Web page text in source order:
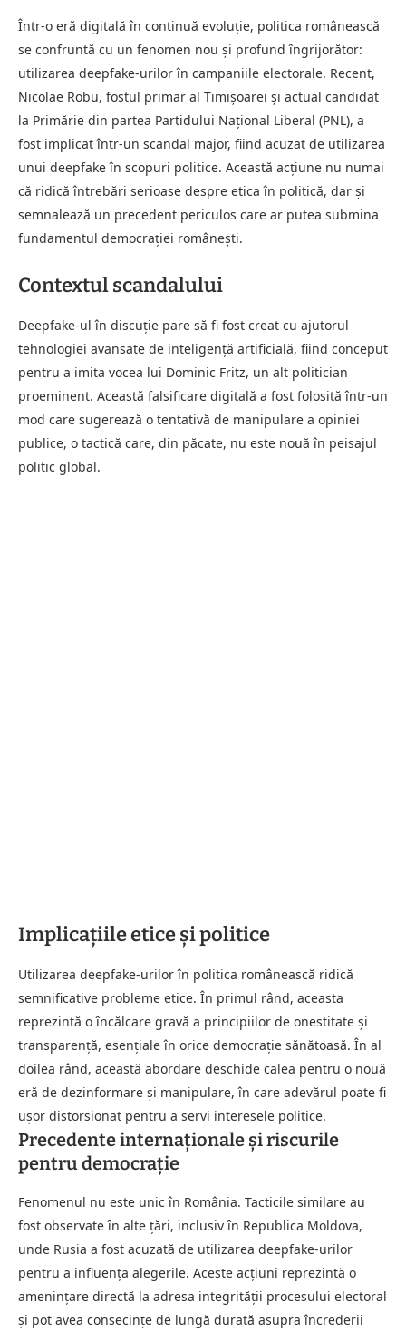
Într-o eră digitală în continuă evoluție, politica românească
se confruntă cu un fenomen nou și profund îngrijorător:
utilizarea deepfake-urilor în campaniile electorale. Recent,
Nicolae Robu, fostul primar al Timișoarei și actual candidat
la Primărie din partea Partidului Național Liberal (PNL), a
fost implicat într-un scandal major, fiind acuzat de utilizarea
unui deepfake în scopuri politice. Această acțiune nu numai
că ridică întrebări serioase despre etica în politică, dar și
semnalează un precedent periculos care ar putea submina
fundamentul democrației românești.
Contextul scandalului
Deepfake-ul în discuție pare să fi fost creat cu ajutorul
tehnologiei avansate de inteligență artificială, fiind conceput
pentru a imita vocea lui Dominic Fritz, un alt politician
proeminent. Această falsificare digitală a fost folosită într-un
mod care sugerează o tentativă de manipulare a opiniei
publice, o tactică care, din păcate, nu este nouă în peisajul
politic global.
Implicațiile etice și politice
Utilizarea deepfake-urilor în politica românească ridică
semnificative probleme etice. În primul rând, aceasta
reprezintă o încălcare gravă a principiilor de onestitate și
transparență, esențiale în orice democrație sănătoasă. În al
doilea rând, această abordare deschide calea pentru o nouă
eră de dezinformare și manipulare, în care adevărul poate fi
ușor distorsionat pentru a servi interesele politice.
Precedente internaționale și riscurile
pentru democrație
Fenomenul nu este unic în România. Tacticile similare au
fost observate în alte țări, inclusiv în Republica Moldova,
unde Rusia a fost acuzată de utilizarea deepfake-urilor
pentru a influența alegerile. Aceste acțiuni reprezintă o
amenințare directă la adresa integrității procesului electoral
și pot avea consecințe de lungă durată asupra încrederii